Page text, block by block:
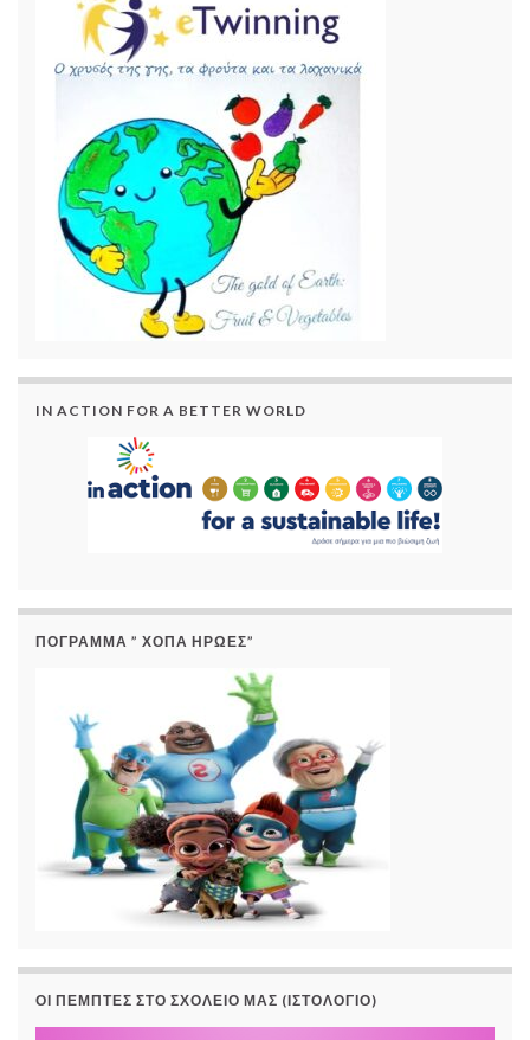
IN ACTION FOR A BETTER WORLD
ΠΟΓΡΑΜΜΑ ” ΧΟΠΑ ΗΡΩΕΣ”
ΟΙ ΠΈΜΠΤΕΣ ΣΤΟ ΣΧΟΛΕΊΟ ΜΑΣ (ΙΣΤΟΛΌΓΙΟ)